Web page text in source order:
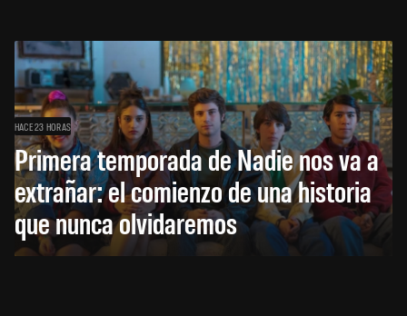
HACE 23 HORAS
Primera temporada de Nadie nos va a
extrañar: el comienzo de una historia
que nunca olvidaremos